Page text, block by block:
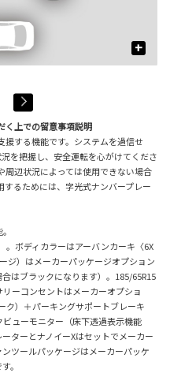
+
く上での留意事項説明
する機能です。システムを過信せ
を把握し、安全運転を心がけてくださ
辺状況によっては使用できない場合
るためには、字光式ナンバープレー
ボディカラーはアーバンカーキ〈6X
ジ）はメーカーパッケージオプション
はブラックになります）。185/65R15
ーコンセントはメーカーオプショ
ク）＋パーキングサポートブレーキ
ビューモニター（床下透過表示機能
ターとナノイーXはセットでメーカー
ツールパッケージはメーカーパッケ
。